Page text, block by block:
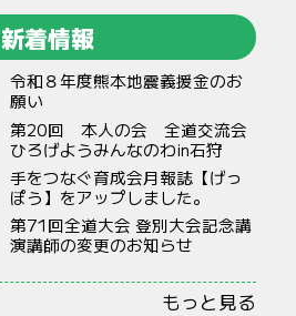
新着情報
令和８年度熊本地震義援金のお
願い
第20回 本人の会 全道交流会
ひろげようみんなのわin石狩
手をつなぐ育成会月報誌【げっ
ぽう】をアップしました。
第71回全道大会 登別大会記念講
演講師の変更のお知らせ
もっと見る